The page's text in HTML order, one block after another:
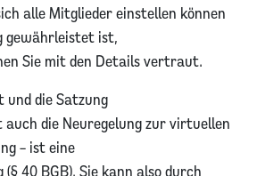
alle Mitglieder einstellen können
gewährleistet ist,
Sie mit den Details vertraut.
und die Satzung
auch die Neuregelung zur virtuellen
– ist eine
(§ 40 BGB). Sie kann also durch